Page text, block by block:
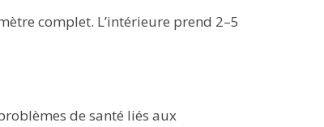
complet. L’intérieure prend 2–5
de santé liés aux